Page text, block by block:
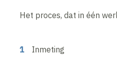
Het proces, dat in één
Inmeting